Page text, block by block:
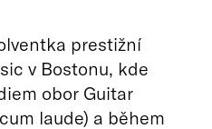
prestižní
v Bostonu, kde
obor Guitar
laude) a během